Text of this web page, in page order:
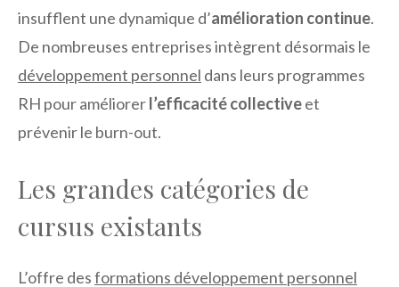
insufflent une dynamique d’amélioration continue.
De nombreuses entreprises intègrent désormais le
développement personnel dans leurs programmes
RH pour améliorerl’efficacité collectiveet
prévenir le burn-out.
Les grandes catégories de
cursus existants
L’offre desformations développement personnel